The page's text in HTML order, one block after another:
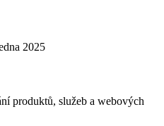
2025
produktů, služeb a webových